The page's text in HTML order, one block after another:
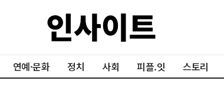
연예·문화 정치 사회 피플.잇 스토리